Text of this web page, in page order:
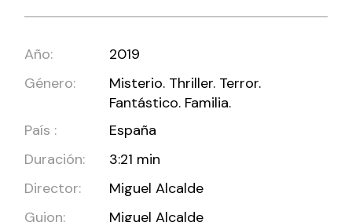
Año:
2019
Género:
Misterio. Thriller. Terror.
Fantástico. Familia.
País :
España
Duración:
3:21 min
Director:
Miguel Alcalde
Guion:
Miguel Alcalde